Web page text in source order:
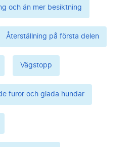
och än mer besiktning
Återställning på första delen
Vägstopp
furor och glada hundar